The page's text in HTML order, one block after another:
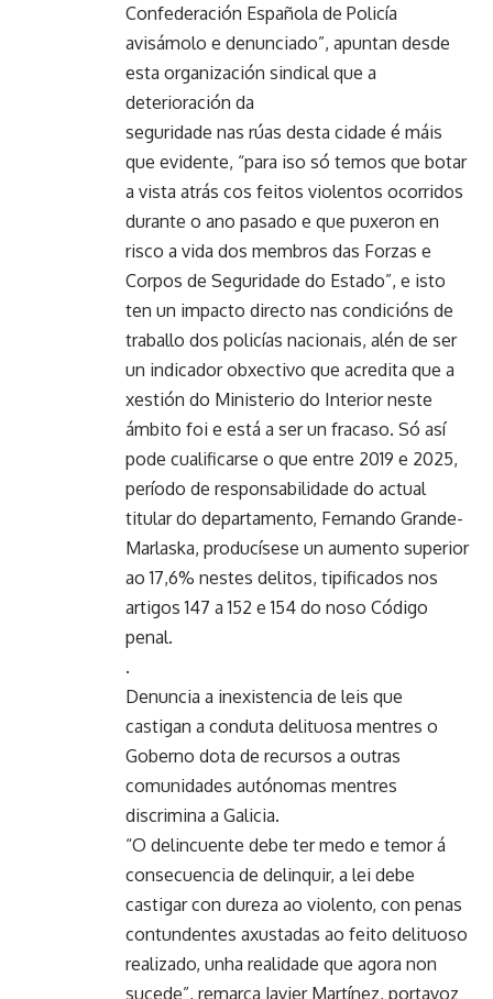
Confederación Española de Policía
avisámolo e denunciado”, apuntan desde
esta organización sindical que a
deterioración da
seguridade nas rúas desta cidade é máis
que evidente, “para iso só temos que botar
a vista atrás cos feitos violentos ocorridos
durante o ano pasado e que puxeron en
risco a vida dos membros das Forzas e
Corpos de Seguridade do Estado”, e isto
ten un impacto directo nas condicións de
traballo dos policías nacionais, alén de ser
un indicador obxectivo que acredita que a
xestión do Ministerio do Interior neste
ámbito foi e está a ser un fracaso. Só así
pode cualificarse o que entre 2019 e 2025,
período de responsabilidade do actual
titular do departamento, Fernando Grande-
Marlaska, producísese un aumento superior
ao 17,6% nestes delitos, tipificados nos
artigos 147 a 152 e 154 do noso Código
penal.
.
Denuncia a inexistencia de leis que
castigan a conduta delituosa mentres o
Goberno dota de recursos a outras
comunidades autónomas mentres
discrimina a Galicia.
“O delincuente debe ter medo e temor á
consecuencia de delinquir, a lei debe
castigar con dureza ao violento, con penas
contundentes axustadas ao feito delituoso
realizado, unha realidade que agora non
sucede”, remarca Javier Martínez, portavoz